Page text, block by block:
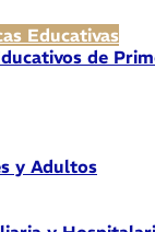
Educativas
de
y Adultos